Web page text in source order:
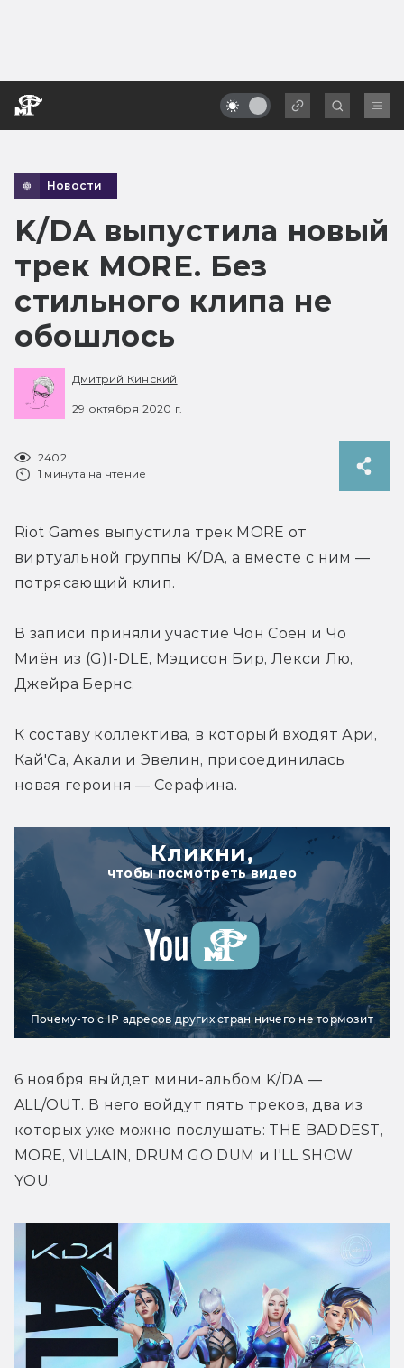
Новости
K/DA выпустила новый
трек MORE. Без
стильного клипа не
обошлось
Дмитрий Кинский
29 октября 2020 г.
2402
1 минута на чтение
Riot Games выпустила трек MORE от
виртуальной группы K/DA, а вместе с ним —
потрясающий клип.
В записи приняли участие Чон Соён и Чо
Миён из (G)I-DLE, Мэдисон Бир, Лекси Лю,
Джейра Бернс.
К составу коллектива, в который входят Ари,
Кай'Са, Акали и Эвелин, присоединилась
новая героиня — Серафина.
Кликни,
чтобы посмотреть видео
Почему-то с IP адресов других стран ничего не тормозит
6 ноября выйдет мини-альбом K/DA —
ALL/OUT. В него войдут пять треков, два из
которых уже можно послушать: THE BADDEST,
MORE, VILLAIN, DRUM GO DUM и I'LL SHOW
YOU.